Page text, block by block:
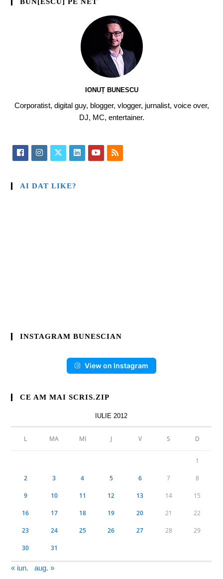
IONUȚ BUNESCU
Corporatist, digital guy, blogger, vlogger, jurnalist, voice over,
DJ, MC, entertainer.
AI DAT LIKE?
INSTAGRAM BUNESCIAN
View on Instagram
CE AM MAI SCRIS.ZIP
IULIE 2012
L MA MI J V S D
1
2 3 4 5 6 7 8
9 10 11 12 13 14 15
16 17 18 19 20 21 22
23 24 25 26 27 28 29
30 31
« iun. aug. »